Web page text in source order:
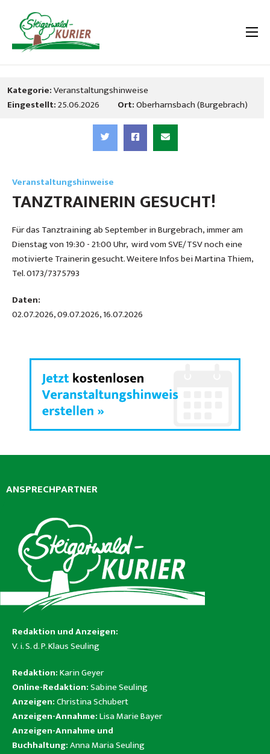
Kategorie:Veranstaltungshinweise
Eingestellt:25.06.2026 Ort:Oberharnsbach (Burgebrach)
Veranstaltungshinweise
TANZTRAINERIN GESUCHT!
Für das Tanztraining ab September in Burgebrach, immer am
Dienstag von 19:30 - 21:00 Uhr, wird vom SVE/TSV noch eine
motivierte Trainerin gesucht. Weitere Infos bei Martina Thiem,
Tel. 0173/7375793
Daten:
02.07.2026, 09.07.2026, 16.07.2026
ANSPRECHPARTNER
Redaktion und Anzeigen:
V. i. S. d. P. Klaus Seuling
Redaktion:Karin Geyer
Online-Redaktion:Sabine Seuling
Anzeigen:Christina Schubert
Anzeigen-Annahme:Lisa Marie Bayer
Anzeigen-Annahme und
Buchhaltung:Anna Maria Seuling